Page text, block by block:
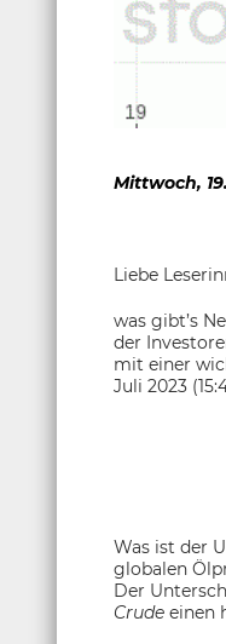
Mittwoch,
Liebe
was gibt’s
der
mit einer
Juli 2023
Was ist der
globalen
Der
Crude einen